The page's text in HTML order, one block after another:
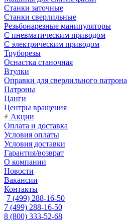
Станки заточные
Станки сверлильные
Резьбонарезные манипуляторы
С пневматическим приводом
С электрическим приводом
Труборезы
Оснастка станочная
Втулки
Оправки для сверлильного патрона
Патроны
Цанги
Центры вращения
Акции
Оплата и доставка
Условия оплаты
Условия доставки
Гарантия/возврат
О компании
Новости
Вакансии
Контакты
7 (499) 288-16-50
7 (499) 288-16-50
8 (800) 333-52-68